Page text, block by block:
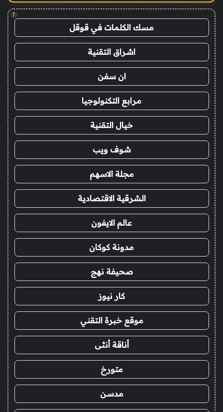
!
مسك الكلمات في قوقل
اشراق التقنية
ان سفن
مرابع التكنولوجيا
خيال التقنية
شوف ويب
مجلة الاسهم
الشرقية الاقتصادية
عالم الايفون
مدونة كوكان
صحيفة نهج
كار نيوز
موقع خبرة التقني
أناقة أنثى
متورخ
مدسن